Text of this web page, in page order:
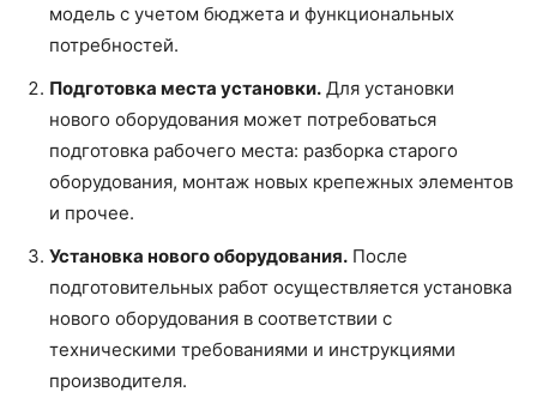
модель с учетом бюджета и функциональных
потребностей.
Подготовка места установки. Для установки
нового оборудования может потребоваться
подготовка рабочего места: разборка старого
оборудования, монтаж новых крепежных элементов
и прочее.
Установка нового оборудования. После
подготовительных работ осуществляется установка
нового оборудования в соответствии с
техническими требованиями и инструкциями
производителя.